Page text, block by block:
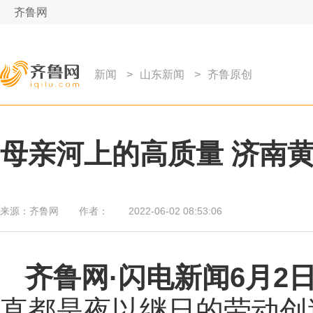
齐鲁网
新闻 > 山东新闻 > 齐鲁原创
母亲河上的高质量 济南
来源： 齐鲁网 作者： 2022-06-02 08:53:06
齐鲁网 ·闪电新闻6月2